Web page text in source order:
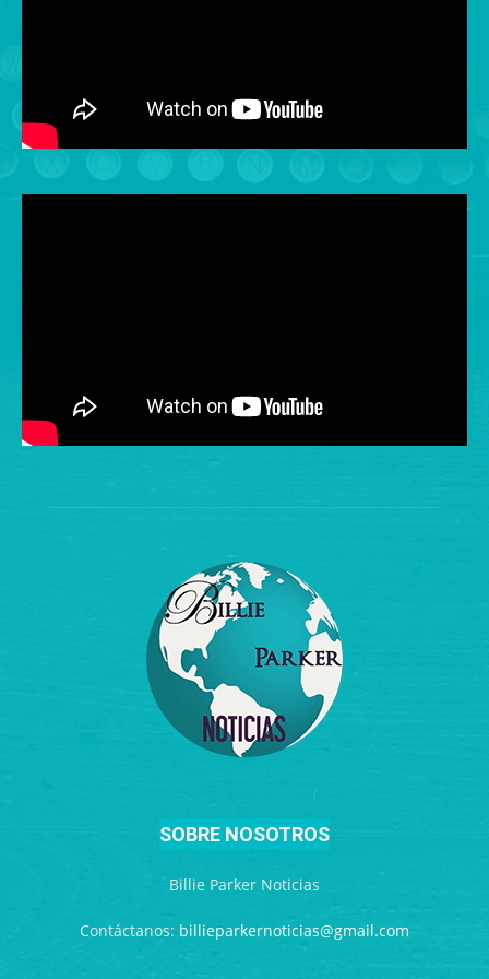
SOBRE NOSOTROS
Billie Parker Noticias
Contáctanos: billieparkernoticias@gmail.com